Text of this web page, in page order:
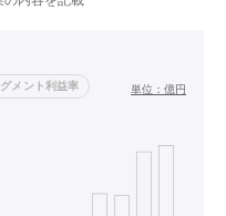
メント利益率 単位： 億円